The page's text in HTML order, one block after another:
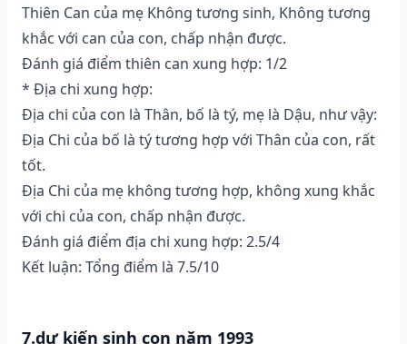
Thiên Can của mẹ Không tương sinh, Không tương
khắc với can của con, chấp nhận được.
Đánh giá điểm thiên can xung hợp: 1/2
* Địa chi xung hợp:
Địa chi của con là Thân, bố là tý, mẹ là Dậu, như vậy:
Địa Chi của bố là tý tương hợp với Thân của con, rất
tốt.
Địa Chi của mẹ không tương hợp, không xung khắc
với chi của con, chấp nhận được.
Đánh giá điểm địa chi xung hợp: 2.5/4
Kết luận: Tổng điểm là 7.5/10
7.dự kiến sinh con năm 1993